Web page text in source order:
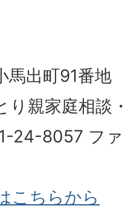
馬出町91番地
り親家庭相談
24-8057 フ
こちらから